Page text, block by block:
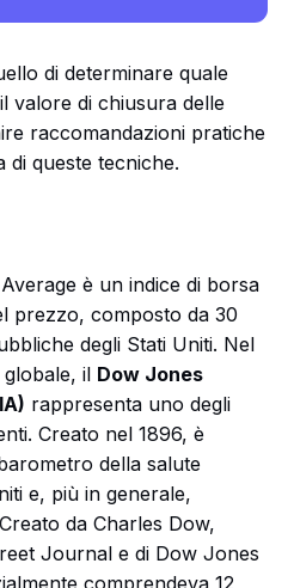
di determinare quale
valore di chiusura delle
raccomandazioni pratiche
di queste tecniche.
è un indice di borsa
prezzo, composto da 30
degli Stati Uniti. Nel
il Dow Jones
rappresenta uno degli
Creato nel 1896, è
della salute
e, più in generale,
da Charles Dow,
Journal e di Dow Jones
comprendeva 12